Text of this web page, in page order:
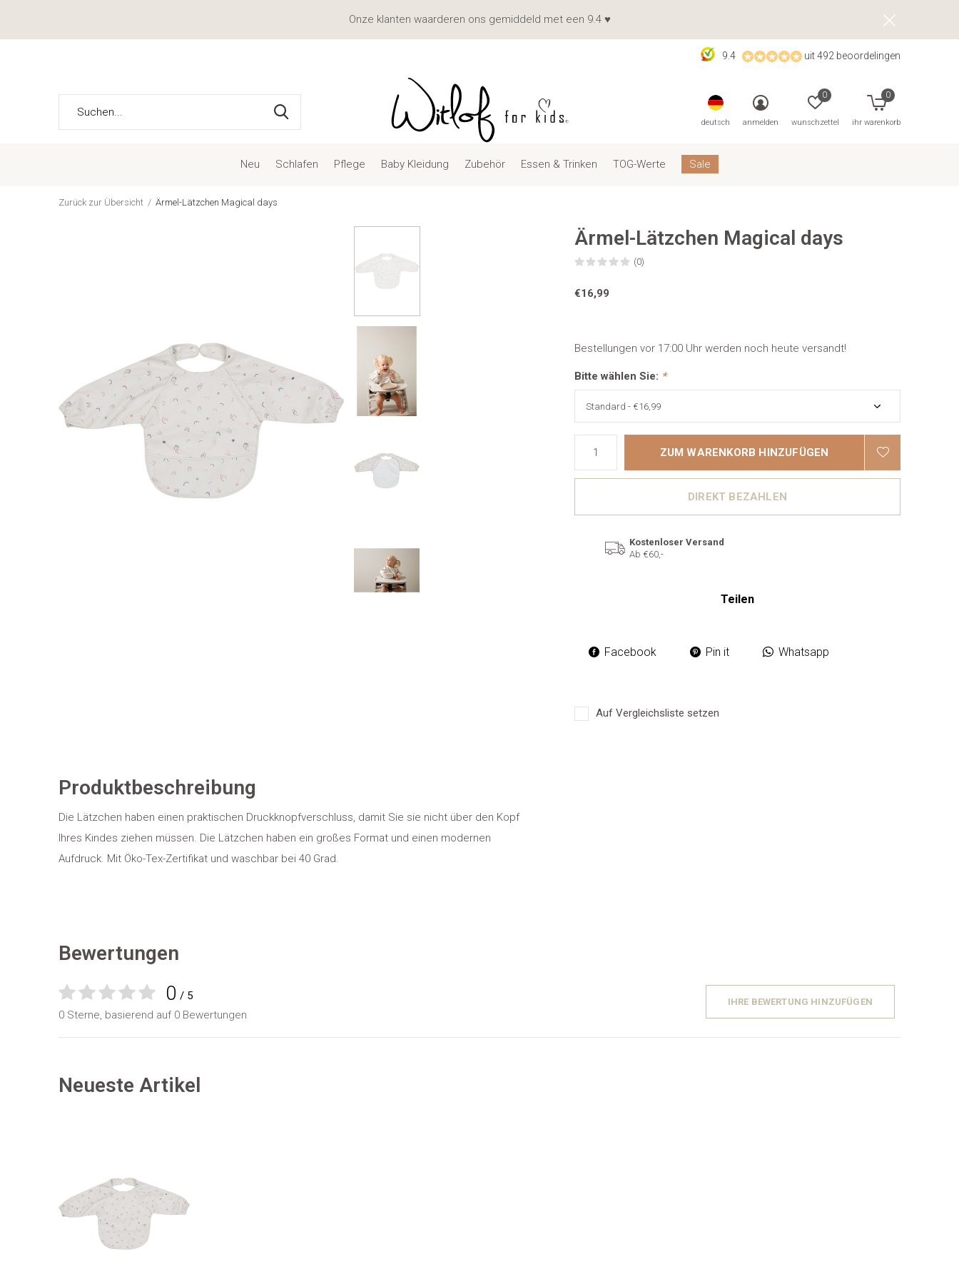
Neu Schlafen Pflege Baby Kleidung Zubehör Essen & Trinken TOG-Werte Sale
deutsch anmelden wunschzettel
0
ihr warenkorb
0
9.4 uit 492 beoordelingen
Onze klanten waarderen ons gemiddeld met een 9.4 ♥
Zurück zur Übersicht Ärmel-Lätzchen Magical days
Ärmel-Lätzchen Magical days
(0)
€16,99
Bestellungen vor 17:00 Uhr werden noch heute versandt!
Bitte wählen Sie: *
ZUM WARENKORB HINZUFÜGEN
DIREKT BEZAHLEN
Kostenloser Versand
Ab €60,-
Teilen
Facebook Pin it Whatsapp
Auf Vergleichsliste setzen
Produktbeschreibung
Die Lätzchen haben einen praktischen Druckknopfverschluss, damit Sie sie nicht über den Kopf
Ihres Kindes ziehen müssen. Die Lätzchen haben ein großes Format und einen modernen
Aufdruck. Mit Öko-Tex-Zertifikat und waschbar bei 40 Grad.
Bewertungen
0 / 5
0 Sterne, basierend auf 0 Bewertungen
IHRE BEWERTUNG HINZUFÜGEN
Neueste Artikel